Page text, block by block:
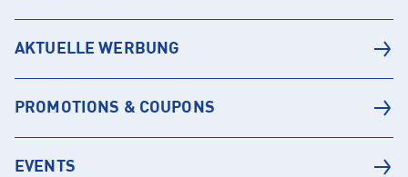
AKTUELLE WERBUNG
PROMOTIONS & COUPONS
EVENTS